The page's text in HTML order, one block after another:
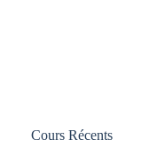
Cours Récents